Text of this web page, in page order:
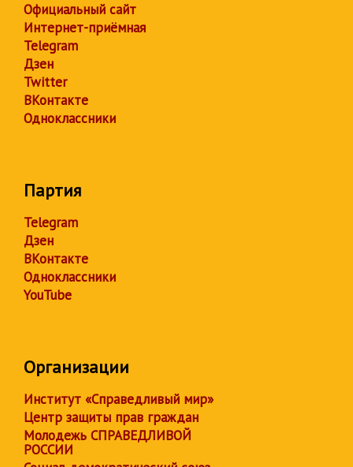
Официальный сайт
Интернет-приёмная
Telegram
Дзен
Twitter
ВКонтакте
Одноклассники
Партия
Telegram
Дзен
ВКонтакте
Одноклассники
YouTube
Организации
Институт «Справедливый мир»
Центр защиты прав граждан
Молодежь СПРАВЕДЛИВОЙ
РОССИИ